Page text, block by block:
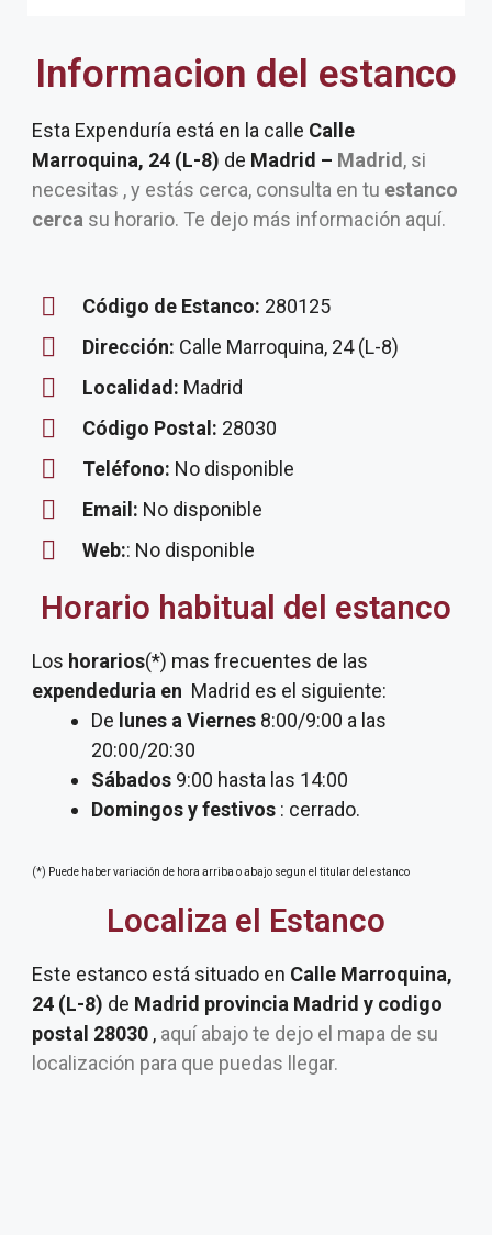
Informacion del estanco
Esta Expenduría está en la calle Calle
Marroquina, 24 (L-8) de Madrid – Madrid , si
necesitas , y estás cerca, consulta en tu estanco
cerca su horario. Te dejo más información aquí.
Código de Estanco: 280125
Dirección: Calle Marroquina, 24 (L-8)
Localidad: Madrid
Código Postal: 28030
Teléfono: No disponible
Email: No disponible
Web:: No disponible
Horario habitual del estanco
Los horarios(*) mas frecuentes de las
expendeduria en Madrid es el siguiente:
De lunes a Viernes 8:00/9:00 a las
20:00/20:30
Sábados 9:00 hasta las 14:00
Domingos y festivos : cerrado.
(*) Puede haber variación de hora arriba o abajo segun el titular del estanco
Localiza el Estanco
Este estanco está situado en Calle Marroquina,
24 (L-8) de Madrid provincia Madrid y codigo
postal 28030 , aquí abajo te dejo el mapa de su
localización para que puedas llegar.